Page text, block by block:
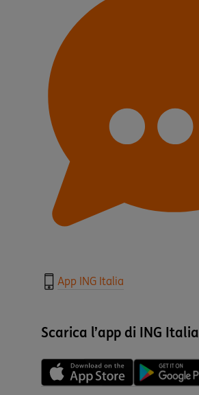
App ING Italia
Scarica l’app di ING Italia